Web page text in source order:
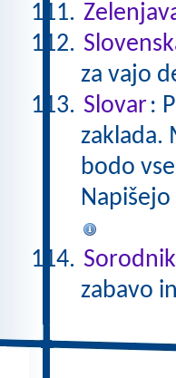
za vajo
Slovar:
zaklada.
bodo
zabavo